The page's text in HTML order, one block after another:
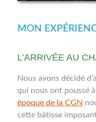
MON
L’ARRIVÉE AU
Nous avons décidé
qui nous ont poussé
époque de la CGN
cette bâtisse